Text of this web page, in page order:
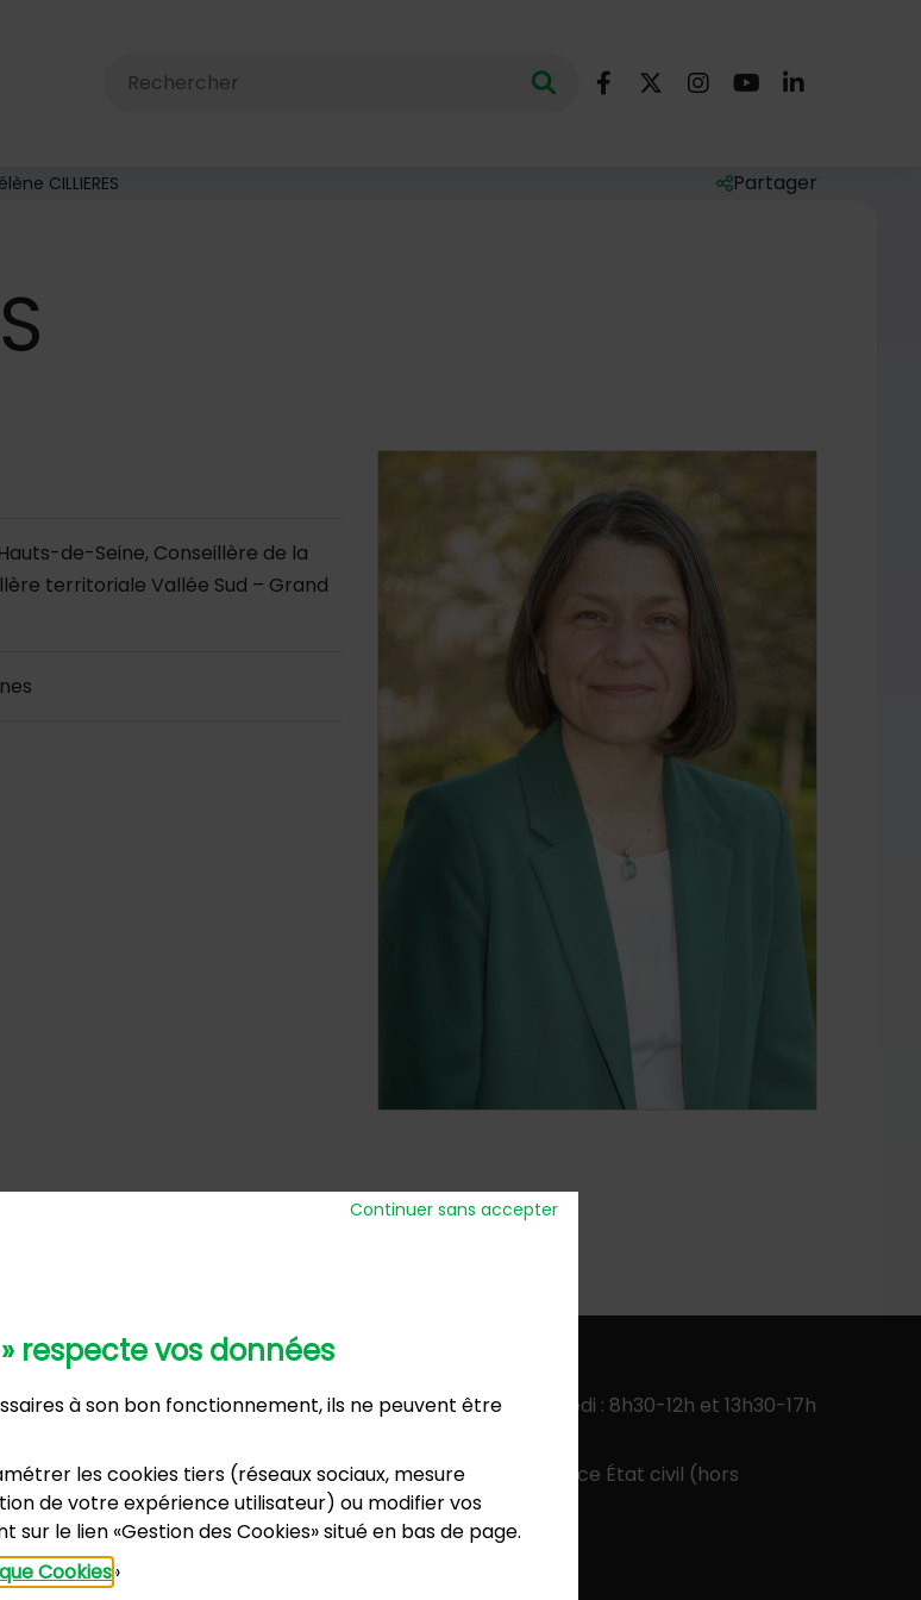
respecte vos données
à son bon fonctionnement, ils ne peuvent être
les cookies tiers (réseaux sociaux, mesure
de votre expérience utilisateur) ou modifier vos
le lien «Gestion des Cookies» situé en bas de page.
Cookies»
Continuer sans accepter
Rechercher dans le site avec des mots clés au minimum de 3 caractères
Lancer la recherche
Nous suivre
Facebook
X (Twitter)
Instagram
YouTubeLinkedIn
CILLIERES Liste des liens de
Partager
de-Seine, Conseillère de la
territoriale Vallée Sud – Grand
- 92220 Bagneux
- 92220 Bagneux
Lundi, mercredi, jeudi, vendredi : 8h30-12h et 13h30-17h
Samedi : 9h-12h pour le service État civil (hors
vacances scolaires)